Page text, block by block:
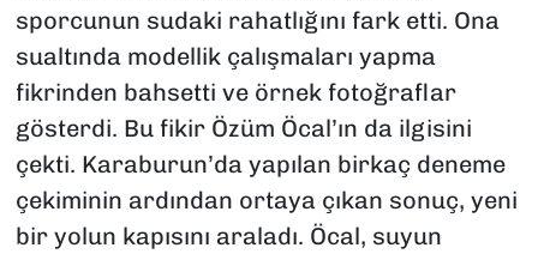
sporcunun sudaki rahatlığını fark etti. Ona
sualtında modellik çalışmaları yapma
fikrinden bahsetti ve örnek fotoğraflar
gösterdi. Bu fikir Özüm Öcal’ın da ilgisini
çekti. Karaburun’da yapılan birkaç deneme
çekiminin ardından ortaya çıkan sonuç, yeni
bir yolun kapısını araladı. Öcal, suyun